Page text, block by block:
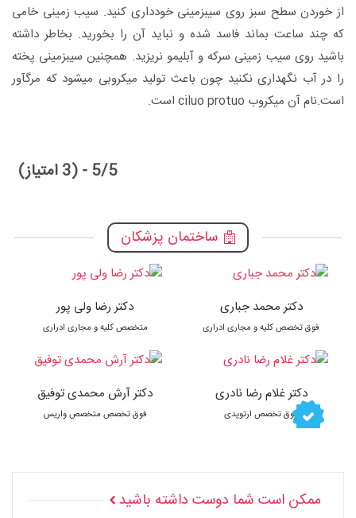
از خوردن سطح سبز روی سیبزمینی خودداری کنید. سیب زمینی خامی
که چند ساعت بماند فاسد شده و نباید آن را بخورید. بخاطر داشته
باشید روی سیب زمینی سرکه و آبلیمو نریزید. همچنین سیب‎زمینی پخته
را در آب نگهداری نکنید چون باعث تولید میکروبی می‎شود که مرگ‎آور
است.نام آن میکروب ciluo protuo است.
5/5 - (3 امتیاز)
ساختمان پزشکان
دکتر محمد جباری
فوق تخصص کلیه و مجاری ادراری
دکتر غلام رضا نادری
فوق تخصص ارتوپدی
دکتر رضا ولی پور
متخصص کلیه و مجاری ادراری
دکتر آرش محمدی توفیق
فوق تخصص متخصص واریس
ممکن است شما دوست داشته باشید